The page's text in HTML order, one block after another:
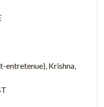
entretenue), Krishna,